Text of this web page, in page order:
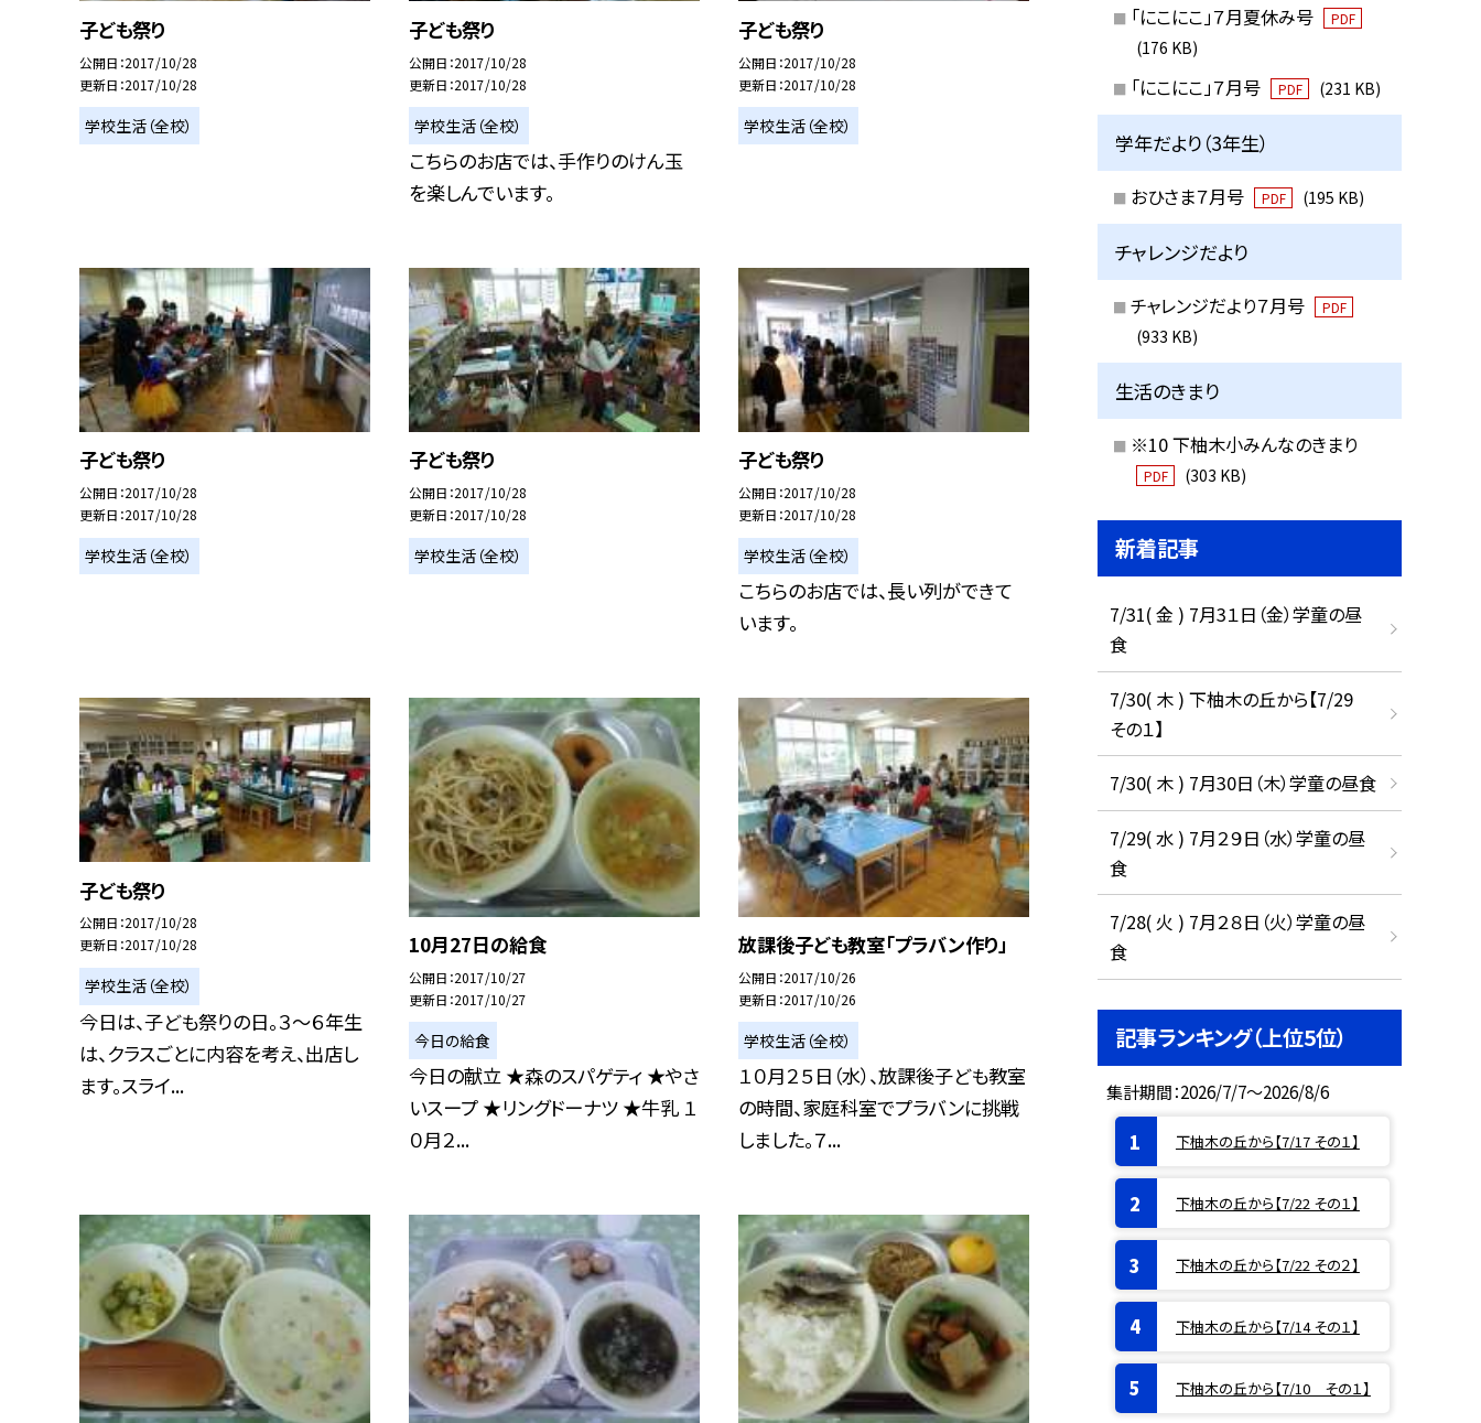
子ども祭り
公開日 2017/10/28
更新日 2017/10/28
学校生活（全校）
子ども祭り
公開日 2017/10/28
更新日 2017/10/28
学校生活（全校）
こちらのお店では、手作りのけん玉
を楽しんでいます。
子ども祭り
公開日 2017/10/28
更新日 2017/10/28
学校生活（全校）
子ども祭り
公開日 2017/10/28
更新日 2017/10/28
学校生活（全校）
子ども祭り
公開日 2017/10/28
更新日 2017/10/28
学校生活（全校）
子ども祭り
公開日 2017/10/28
更新日 2017/10/28
学校生活（全校）
こちらのお店では、長い列ができて
います。
子ども祭り
公開日 2017/10/28
更新日 2017/10/28
学校生活（全校）
今日は、子ども祭りの日。３〜６年生
は、クラスごとに内容を考え、出店し
ます。スライ...
10月27日の給食
公開日 2017/10/27
更新日 2017/10/27
今日の給食
今日の献立 ★森のスパゲティ ★やさ
いスープ ★リングドーナツ ★牛乳 １
０月２...
放課後子ども教室「プラバン作り」
公開日 2017/10/26
更新日 2017/10/26
学校生活（全校）
１０月２５日（水）、放課後子ども教室
の時間、家庭科室でプラバンに挑戦
しました。７...
「にこにこ」７月夏休み号 PDF
(176 KB)
「にこにこ」７月号 PDF (231 KB)
学年だより（3年生）
おひさま７月号 PDF (195 KB)
チャレンジだより
チャレンジだより７月号 PDF
(933 KB)
生活のきまり
※10 下柚木小みんなのきまり
PDF (303 KB)
新着記事
7/31( 金 ) 7月3１日（金）学童の昼
食
7/30( 木 ) 下柚木の丘から【7/29
その１】
7/30( 木 ) 7月30日（木）学童の昼食
7/29( 水 ) 7月２９日（水）学童の昼
食
7/28( 火 ) 7月２８日（火）学童の昼
食
記事ランキング（上位5位）
集計期間：2026/7/7～2026/8/6
下柚木の丘から【7/17 その１】
下柚木の丘から【7/22 その１】
下柚木の丘から【7/22 その２】
下柚木の丘から【7/14 その１】
下柚木の丘から【7/10 その１】